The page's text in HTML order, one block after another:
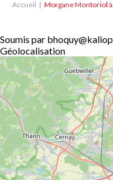
Accueil Morgane Montoriol
Soumis par
Géolocalisation